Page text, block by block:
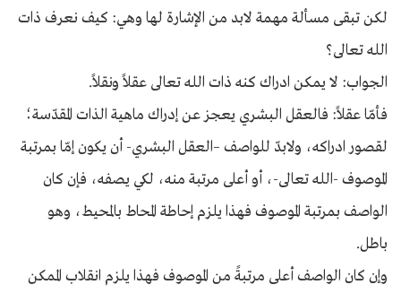
لكن تبقى مسألة مهمة لابد من الإشارة لها وهي: كيف نعرف ذات
الله تعالى؟
الجواب: لا يمكن ادراك كنه ذات الله تعالى عقلاً ونقلاً.
فأمّا عقلاً: فالعقل البشري يعجز عن إدراك ماهية الذات المقدّسة؛
لقصور ادراكه، ولابدّ للواصف –العقل البشري- أن يكون إمّا بمرتبة
الموصوف -الله تعالى-، أو أعلى مرتبة منه، لكي يصفه، فإن كان
الواصف بمرتبة الموصوف فهذا يلزم إحاطة المحاط بالمحيط، وهو
باطل.
وإن كان الواصف أعلى مرتبةً من الموصوف فهذا يلزم انقلاب الممكن